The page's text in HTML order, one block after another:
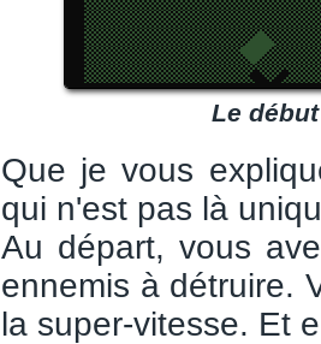
Le
Que je vous
qui n'est pas là
Au départ, vous
ennemis à détruire.
la super-vitesse. Et